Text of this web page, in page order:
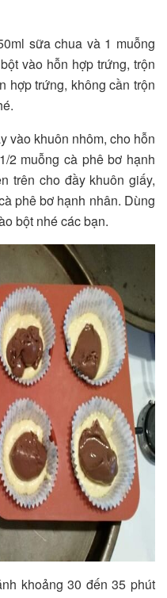
sữa chua và 1 muỗng
vào hỗn hợp trứng, trộn
hợp trứng, không cần trộn
vào khuôn nhôm, cho hỗn
2 muỗng cà phê bơ hạnh
trên cho đầy khuôn giấy,
phê bơ hạnh nhân. Dùng
bột nhé các bạn.
khoảng 30 đến 35 phút